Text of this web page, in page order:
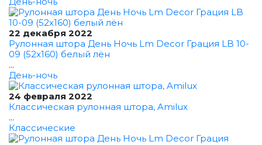
22 декабря 2022
Рулонная штора День Ночь Lm Decor Грация LB 10-
09 (52x160) белый лён
...
День-ночь
24 февраля 2022
Классическая рулонная штора, Amilux
...
Классические